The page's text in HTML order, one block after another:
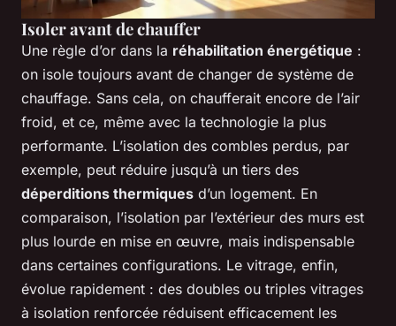
Isoler avant de chauffer
Une règle d’or dans la réhabilitation énergétique :
on isole toujours avant de changer de système de
chauffage. Sans cela, on chaufferait encore de l’air
froid, et ce, même avec la technologie la plus
performante. L’isolation des combles perdus, par
exemple, peut réduire jusqu’à un tiers des
déperditions thermiques d’un logement. En
comparaison, l’isolation par l’extérieur des murs est
plus lourde en mise en œuvre, mais indispensable
dans certaines configurations. Le vitrage, enfin,
évolue rapidement : des doubles ou triples vitrages
à isolation renforcée réduisent efficacement les